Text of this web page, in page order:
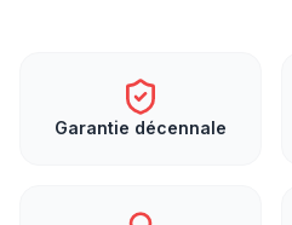
Garantie décennale